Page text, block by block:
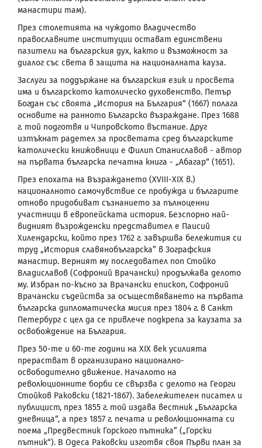
манастири там).
През столетията на чуждото владичество
православните институции остават единствени
пазители на българския дух, както и възможност за
диалог със света в защита на националната кауза.
Заслуги за поддържане на българския език и просвета
има и българското католическо духовенство. Петър
Богдан със своята „История на България“ (1667) полага
основите на ранното Българско възраждане. През 1688
г. той подготвя и Чипровското въстание. Друг
изтъкнат радетел за просветата сред българските
католически книжовници е Филип Станиславов - автор
на първата българска печатна книга - „Абагар“ (1651).
През епохата на Възраждането (XVIII-XIX в.)
националното самочувствие се пробужда и българите
отново придобиват съзнанието за пълноценни
участници в европейската история. Безспорно най-
видният възрожденски представител е Паисий
Хилендарски, който през 1762 г. завършва бележития си
труд „История славянобългарска” в Зографския
манастир. Верният му последовател поп Стойко
Владиславов (Софроний Врачански) продължава делото
му. Избран по-късно за Врачански епископ, Софроний
Врачански съдейства за осъществяването на първата
българска дипломатическа мисия през 1804 г. в Санкт
Петербург с цел да се привлече подкрепа за каузата за
освобождение на България.
През 50-те и 60-те години на XIX век усилията
прерастват в организирано национално-
освободително движение. Началото на
революционните борби се свързва с делото на Георги
Стойков Раковски (1821-1867). Забележителен писател и
публицист, през 1855 г. той издава вестник „Българска
дневница“, а през 1857 г. печата и революционната си
поема „Предвестник Горского пътника” („Горски
пътник“). В Одеса Раковски изготвя своя Първи план за